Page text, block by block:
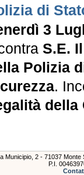
di
3
S.E.
Polizia
.
della
Municipio, 2 - 71037
P.I.